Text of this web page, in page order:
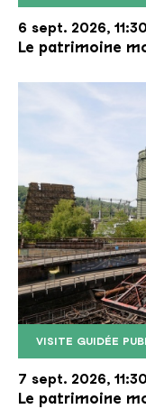
Le monte-
Copyright:
6 sept. 2026,
Le patrimoine
VISITE GUIDÉE
Le monte-
Copyright:
7 sept. 2026,
Le patrimoine